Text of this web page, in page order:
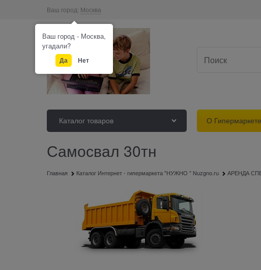
Ваш город: Москва
Каталог товаров О
Самосвал 30тн
Главная Каталог Интернет - гипермаркета "НУЖНО " Nuzgno.ru АРЕНДА
Ваш город - Москва,
угадали?
Да Нет